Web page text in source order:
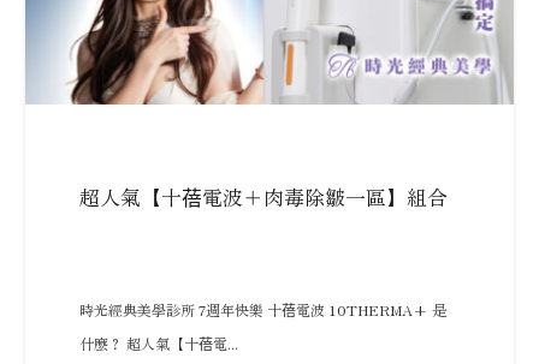
超人氣【十蓓電波＋肉毒除皺一區】組合
時光經典美學診所 7週年快樂 十蓓電波 10THERMA+ 是
什麼？ 超人氣【十蓓電...